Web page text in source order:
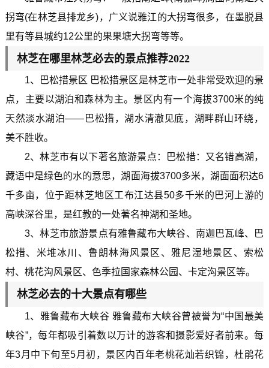
拐弯(在林芝县排龙乡)，广义说雅江的大拐弯很多，在墨脱县
里有等县城约12公里的果果塘大拐弯等等。
林芝在哪里林芝必去的景点推荐2022
1、巴松措景区 巴松措景区是林芝市一处非常受欢迎的景
点，主要以湖泊和森林为主。景区内有一个海拔3700米的纯
天然淡水湖泊——巴松措，湖水清澈见底，湖畔群山环绕，
美不胜收。
2、林芝市有以下著名旅游景点：巴松措：又名错高湖，
藏语中是绿色的水的意思，湖面海拔3700多米，湖面面积达6
千多亩，位于距林芝地区工布江达县50多千米的巴河上游的
高峡深谷里，是红教的一处著名神湖和圣地。
3、林芝市旅游景点有雅鲁藏布大峡谷、南迦巴瓦峰、巴
松措、米堆冰川、鲁朗林海风景区、雅尼湿地景区、索松
村、桃花沟风景区、色季拉国家森林公园、卡定沟景区等。
林芝必去的十大景点有哪些
1、雅鲁藏布大峡谷 雅鲁藏布大峡谷曾被誉为“中国最美
峡谷”，每年都吸引着数以万计的游客和摄影爱好者前来。每
年3月中下旬至5月初，景区内百年老桃花灿若织锦，杜鹃花